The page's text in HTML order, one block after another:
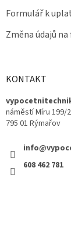
Formulář k
Změna údajů
KONTAKT
náměstí Míru 199/
795 01 Rýmařov
608 462 781